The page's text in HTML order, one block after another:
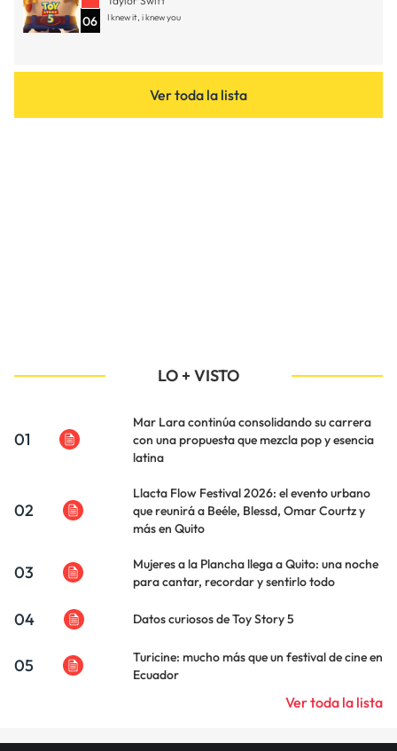
06 I knew it, i knew you
Ver toda la lista
LO + VISTO
01
Mar Lara continúa consolidando su carrera
con una propuesta que mezcla pop y esencia
latina
02
Llacta Flow Festival 2026: el evento urbano
que reunirá a Beéle, Blessd, Omar Courtz y
más en Quito
03
Mujeres a la Plancha llega a Quito: una noche
para cantar, recordar y sentirlo todo
04 Datos curiosos de Toy Story 5
05
Turicine: mucho más que un festival de cine en
Ecuador
Ver toda la lista